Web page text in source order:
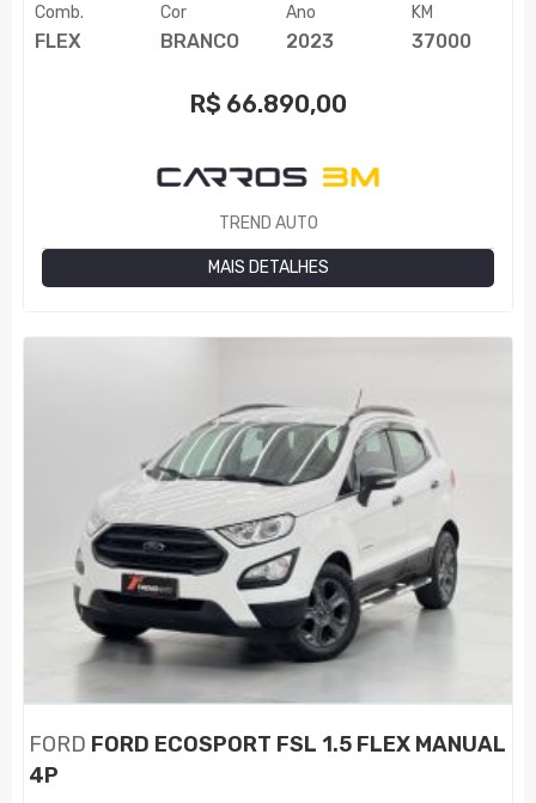
Comb.
FLEX
Cor
BRANCO
Ano
2023
KM
37000
R$ 66.890,00
TREND AUTO
MAIS DETALHES
FORD FORD ECOSPORT FSL 1.5 FLEX MANUAL
4P